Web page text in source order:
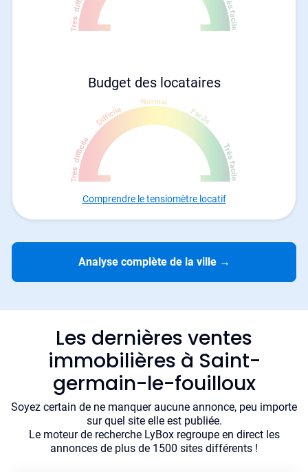
Budget des locataires
Comprendre le tensiomètre locatif
Analyse complète de la ville →
Les dernières ventes
immobilières à Saint-
germain-le-fouilloux
Soyez certain de ne manquer aucune annonce, peu importe
sur quel site elle est publiée.
Le moteur de recherche LyBox regroupe en direct les
annonces de plus de 1500 sites différents !